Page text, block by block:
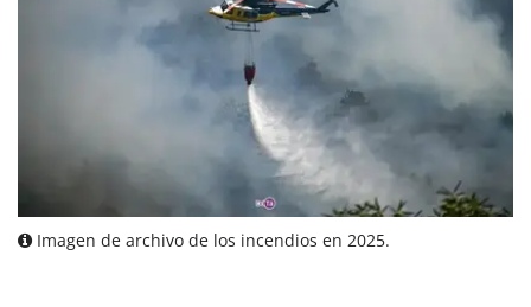
Imagen de archivo de los incendios en 2025.